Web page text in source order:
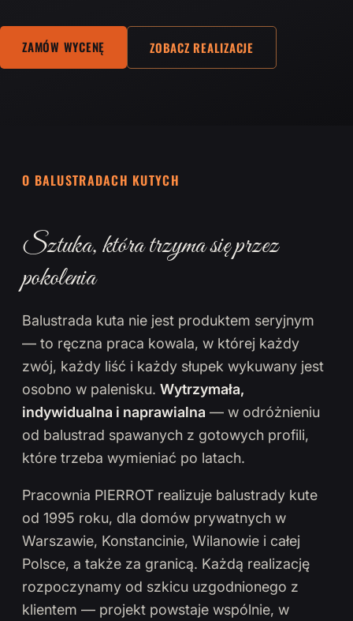
ZAMÓW WYCENĘ ZOBACZ REALIZACJE
O BALUSTRADACH KUTYCH
Sztuka, która trzyma się przez
pokolenia
Balustrada kuta nie jest produktem seryjnym
— to ręczna praca kowala, w której każdy
zwój, każdy liść i każdy słupek wykuwany jest
osobno w palenisku. Wytrzymała,
indywidualna i naprawialna — w odróżnieniu
od balustrad spawanych z gotowych profili,
które trzeba wymieniać po latach.
Pracownia PIERROT realizuje balustrady kute
od 1995 roku, dla domów prywatnych w
Warszawie, Konstancinie, Wilanowie i całej
Polsce, a także za granicą. Każdą realizację
rozpoczynamy od szkicu uzgodnionego z
klientem — projekt powstaje wspólnie, w